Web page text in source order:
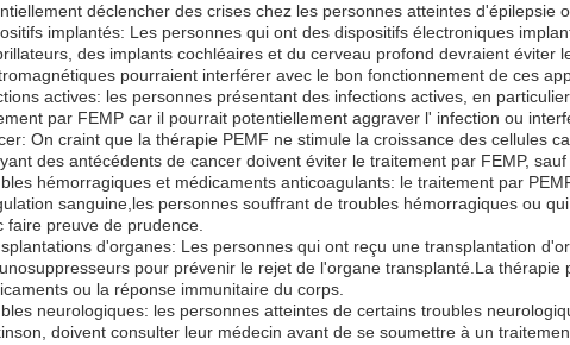
déclencher des crises chez les personnes atteintes d'épilepsie
implantés: Les personnes qui ont des dispositifs électroniques
des implants cochléaires et du cerveau profond devraient éviter
pourraient interférer avec le bon fonctionnement de ces
actives: les personnes présentant des infections actives, en
par FEMP car il pourrait potentiellement aggraver l' infection ou
On craint que la thérapie PEMF ne stimule la croissance des cellules
des antécédents de cancer doivent éviter le traitement par FEMP,
hémorragiques et médicaments anticoagulants: le traitement par
sanguine,les personnes souffrant de troubles hémorragiques ou
faire preuve de prudence.
d'organes: Les personnes qui ont reçu une transplantation
pour prévenir le rejet de l'organe transplanté.La
ou la réponse immunitaire du corps.
neurologiques: les personnes atteintes de certains troubles
doivent consulter leur médecin avant de se soumettre à un